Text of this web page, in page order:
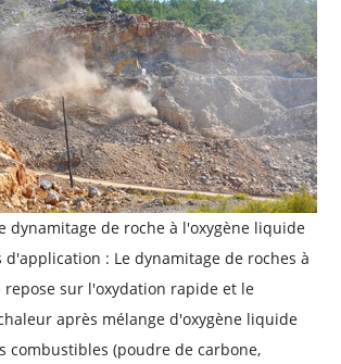
dynamitage de roche à l'oxygène liquide
d'application : Le dynamitage de roches à
repose sur l'oxydation rapide et le
après mélange d'oxygène liquide
combustibles (poudre de carbone,